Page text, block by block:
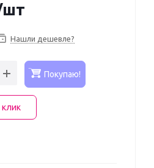
Нашли дешевле?
Покупаю!
клик